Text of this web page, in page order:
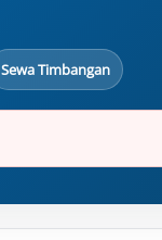
Sewa Timbangan